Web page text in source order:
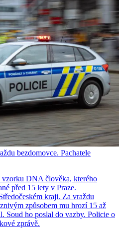
bezdomovce. Pachatele
DNA člověka, kterého
před 15 lety v Praze.
kraji. Za vraždu
způsobem mu hrozí 15 až
Soud ho poslal do vazby. Policie o
zprávě.